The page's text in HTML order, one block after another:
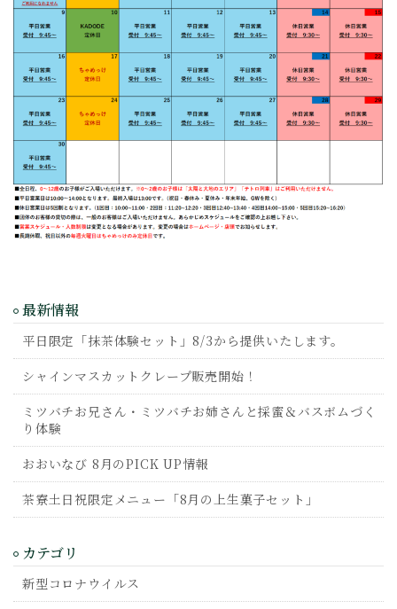
最新情報
平日限定「抹茶体験セット」8/3から提供いたします。
シャインマスカットクレープ販売開始！
ミツバチお兄さん・ミツバチお姉さんと採蜜＆バスボムづく
り体験
おおいなび 8月のPICK UP情報
茶寮土日祝限定メニュー「8月の上生菓子セット」
カテゴリ
新型コロナウイルス